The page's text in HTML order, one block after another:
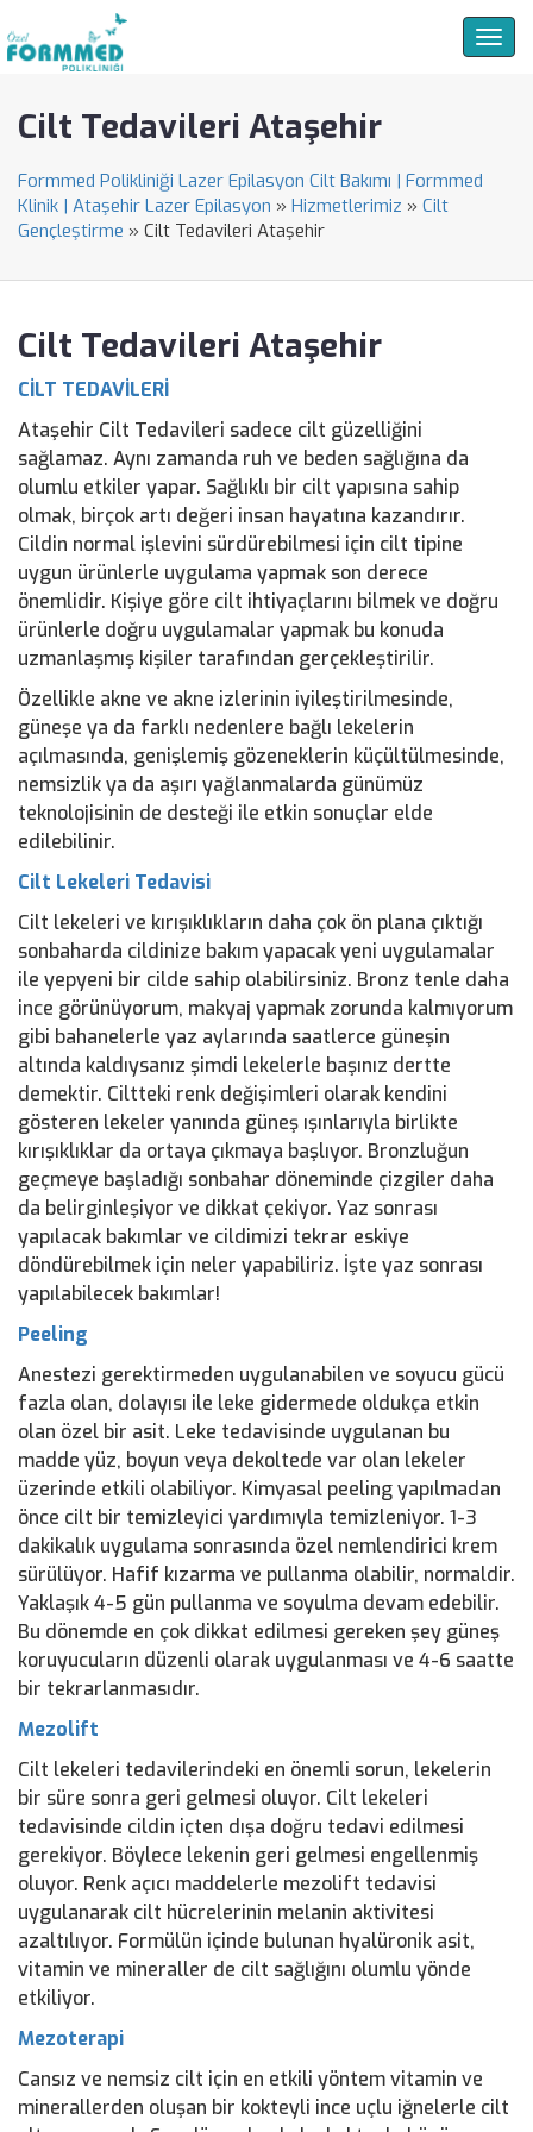
Cilt Tedavileri Ataşehir
Formmed Polikliniği Lazer Epilasyon Cilt Bakımı | Formmed
Klinik | Ataşehir Lazer Epilasyon » Hizmetlerimiz » Cilt
Gençleştirme » Cilt Tedavileri Ataşehir
Cilt Tedavileri Ataşehir
CİLT TEDAVİLERİ
Ataşehir Cilt Tedavileri sadece cilt güzelliğini
sağlamaz. Aynı zamanda ruh ve beden sağlığına da
olumlu etkiler yapar. Sağlıklı bir cilt yapısına sahip
olmak, birçok artı değeri insan hayatına kazandırır.
Cildin normal işlevini sürdürebilmesi için cilt tipine
uygun ürünlerle uygulama yapmak son derece
önemlidir. Kişiye göre cilt ihtiyaçlarını bilmek ve doğru
ürünlerle doğru uygulamalar yapmak bu konuda
uzmanlaşmış kişiler tarafından gerçekleştirilir.
Özellikle akne ve akne izlerinin iyileştirilmesinde,
güneşe ya da farklı nedenlere bağlı lekelerin
açılmasında, genişlemiş gözeneklerin küçültülmesinde,
nemsizlik ya da aşırı yağlanmalarda günümüz
teknolojisinin de desteği ile etkin sonuçlar elde
edilebilinir.
Cilt Lekeleri Tedavisi
Cilt lekeleri ve kırışıklıkların daha çok ön plana çıktığı
sonbaharda cildinize bakım yapacak yeni uygulamalar
ile yepyeni bir cilde sahip olabilirsiniz. Bronz tenle daha
ince görünüyorum, makyaj yapmak zorunda kalmıyorum
gibi bahanelerle yaz aylarında saatlerce güneşin
altında kaldıysanız şimdi lekelerle başınız dertte
demektir. Ciltteki renk değişimleri olarak kendini
gösteren lekeler yanında güneş ışınlarıyla birlikte
kırışıklıklar da ortaya çıkmaya başlıyor. Bronzluğun
geçmeye başladığı sonbahar döneminde çizgiler daha
da belirginleşiyor ve dikkat çekiyor. Yaz sonrası
yapılacak bakımlar ve cildimizi tekrar eskiye
döndürebilmek için neler yapabiliriz. İşte yaz sonrası
yapılabilecek bakımlar!
Peeling
Anestezi gerektirmeden uygulanabilen ve soyucu gücü
fazla olan, dolayısı ile leke gidermede oldukça etkin
olan özel bir asit. Leke tedavisinde uygulanan bu
madde yüz, boyun veya dekoltede var olan lekeler
üzerinde etkili olabiliyor. Kimyasal peeling yapılmadan
önce cilt bir temizleyici yardımıyla temizleniyor. 1-3
dakikalık uygulama sonrasında özel nemlendirici krem
sürülüyor. Hafif kızarma ve pullanma olabilir, normaldir.
Yaklaşık 4-5 gün pullanma ve soyulma devam edebilir.
Bu dönemde en çok dikkat edilmesi gereken şey güneş
koruyucuların düzenli olarak uygulanması ve 4-6 saatte
bir tekrarlanmasıdır.
Mezolift
Cilt lekeleri tedavilerindeki en önemli sorun, lekelerin
bir süre sonra geri gelmesi oluyor. Cilt lekeleri
tedavisinde cildin içten dışa doğru tedavi edilmesi
gerekiyor. Böylece lekenin geri gelmesi engellenmiş
oluyor. Renk açıcı maddelerle mezolift tedavisi
uygulanarak cilt hücrelerinin melanin aktivitesi
azaltılıyor. Formülün içinde bulunan hyalüronik asit,
vitamin ve mineraller de cilt sağlığını olumlu yönde
etkiliyor.
Mezoterapi
Cansız ve nemsiz cilt için en etkili yöntem vitamin ve
minerallerden oluşan bir kokteyli ince uçlu iğnelerle cilt